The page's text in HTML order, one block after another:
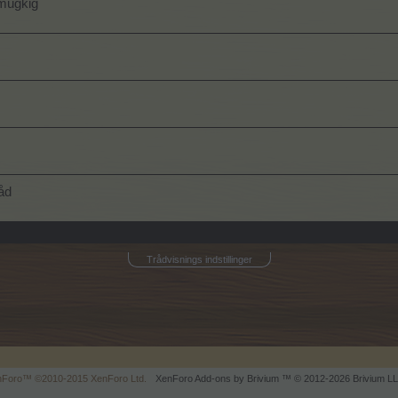
Trådvisnings indstillinger
©2010-2015 XenForo Ltd. XenForo Add-ons by Brivium ™ © 2012-2026 Brivium